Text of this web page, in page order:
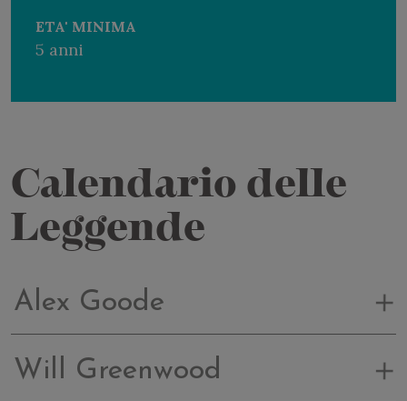
ETA' MINIMA
5 anni
Calendario delle
Leggende
Alex Goode
Will Greenwood